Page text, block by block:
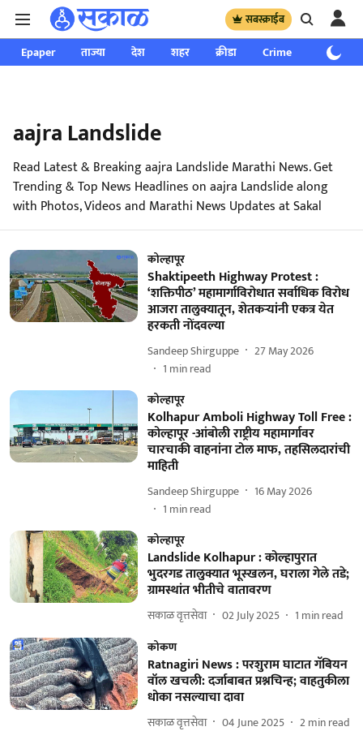
सबस्क्राईब
Epaper ताज्या देश शहर क्रीडा Crime साप्ताहिक
aajra Landslide
Read Latest & Breaking aajra Landslide Marathi News. Get
Trending & Top News Headlines on aajra Landslide along
with Photos, Videos and Marathi News Updates at Sakal
कोल्हापूर
Shaktipeeth Highway Protest :
‘शक्तिपीठ’ महामार्गाविरोधात सर्वाधिक विरोध
आजरा तालुक्यातून, शेतकऱ्यांनी एकत्र येत
हरकती नोंदवल्या
Sandeep Shirguppe
27 May 2026
1 min read
कोल्हापूर
Kolhapur Amboli Highway Toll Free :
कोल्हापूर -आंबोली राष्ट्रीय महामार्गावर
चारचाकी वाहनांना टोल माफ, तहसिलदारांची
माहिती
Sandeep Shirguppe
16 May 2026
1 min read
कोल्हापूर
Landslide Kolhapur : कोल्हापुरात
भुदरगड तालुक्यात भूस्खलन, घराला गेले तडे;
ग्रामस्थांत भीतीचे वातावरण
सकाळ वृत्तसेवा 02 July 2025 1 min read
कोकण
Ratnagiri News : परशुराम घाटात गॅबियन
वॉल खचली: दर्जाबाबत प्रश्नचिन्ह; वाहतुकीला
धोका नसल्याचा दावा
सकाळ वृत्तसेवा 04 June 2025 2min read